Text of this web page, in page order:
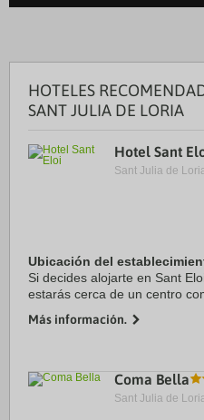
HOTELES
SANT JULIA DE LORIA
Hotel Sant
Sant Julia de
Ubicación del
Si decides alojarte en Sant
estarás cerca de un centro
comercial Pyrenees en
Más información.
Coma Bella
Sant Julia de